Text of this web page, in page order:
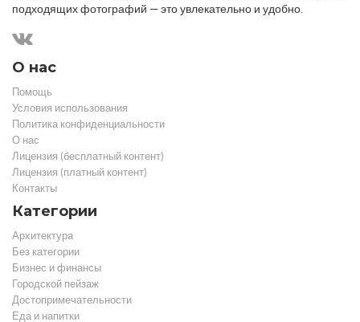
подходящих фотографий — это увлекательно и удобно.
О нас
Помощь
Условия использования
Политика конфиденциальности
О нас
Лицензия (бесплатный контент)
Лицензия (платный контент)
Контакты
Категории
Архитектура
Без категории
Бизнес и финансы
Городской пейзаж
Достопримечательности
Еда и напитки